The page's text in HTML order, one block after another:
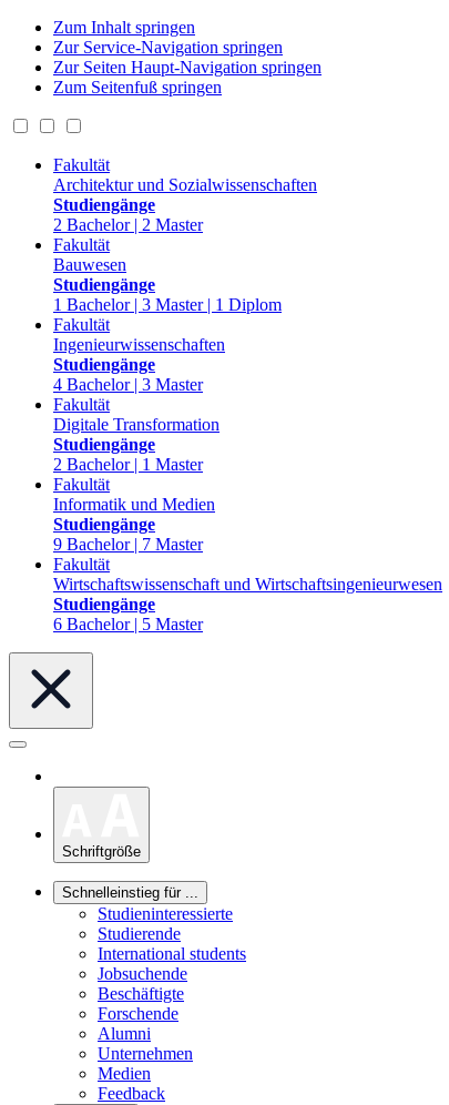
Zum Inhalt springen
Zur Service-Navigation springen
Zur Seiten Haupt-Navigation springen
Zum Seitenfuß springen
Fakultät
Architektur und Sozialwissenschaften
Studiengänge
2 Bachelor | 2 Master
Fakultät
Bauwesen
Studiengänge
1 Bachelor | 3 Master | 1 Diplom
Fakultät
Ingenieurwissenschaften
Studiengänge
4 Bachelor | 3 Master
Fakultät
Digitale Transformation
Studiengänge
2 Bachelor | 1 Master
Fakultät
Informatik und Medien
Studiengänge
9 Bachelor | 7 Master
Fakultät
Wirtschaftswissenschaft und Wirtschaftsingenieurwesen
Studiengänge
6 Bachelor | 5 Master
Schriftgröße
Schnelleinstieg für ...
Studieninteressierte
Studierende
International students
Jobsuchende
Beschäftigte
Forschende
Alumni
Unternehmen
Medien
Feedback